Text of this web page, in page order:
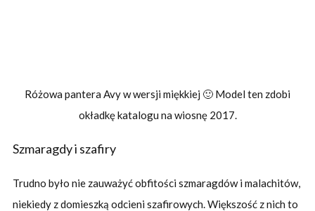
Różowa pantera Avy w wersji miękkiej 🙂 Model ten zdobi
okładkę katalogu na wiosnę 2017.
Szmaragdy i szafiry
Trudno było nie zauważyć obfitości szmaragdów i malachitów,
niekiedy z domieszką odcieni szafirowych. Większość z nich to